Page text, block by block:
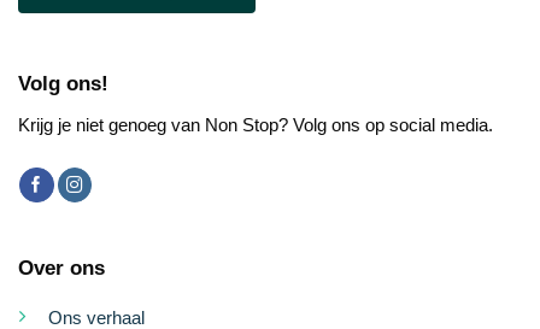
Volg ons!
Krijg je niet genoeg van Non Stop? Volg ons op social media.
Over ons
Ons verhaal